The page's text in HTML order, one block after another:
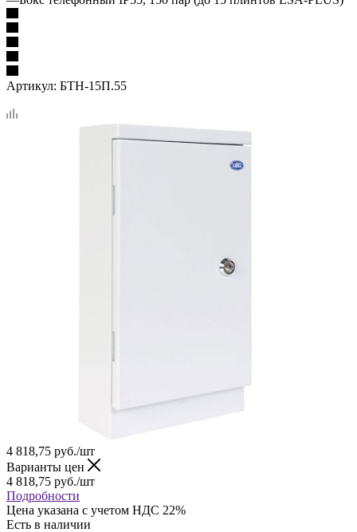
Артикул: БТН-15П.55
4 818,75 руб./шт
Варианты цен
4 818,75 руб./шт
Подробности
Цена указана с учетом НДС 22%
Есть в наличии